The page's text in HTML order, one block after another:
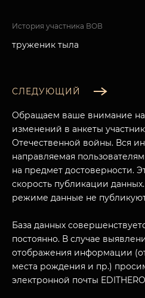
История участника ВОВ
труженик тыла
СЛЕДУЮЩИЙ
Обращаем ваше внимание на
изменений в анкеты
Отечественной войны. Вся
направляемая
на предмет достоверности.
скорость публикации
режиме данные не
База данных
постоянно. В случае
отображения информации
места рождения и пр.)
электронной почты